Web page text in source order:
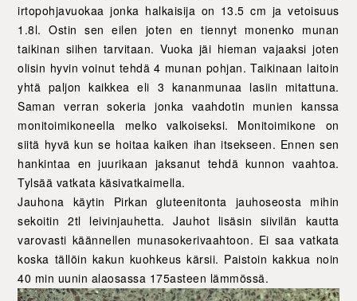
irtopohjavuokaa jonka halkaisija on 13.5 cm ja vetoisuus
1.8l. Ostin sen eilen joten en tiennyt monenko munan
taikinan siihen tarvitaan. Vuoka jäi hieman vajaaksi joten
olisin hyvin voinut tehdä 4 munan pohjan. Taikinaan laitoin
yhtä paljon kaikkea eli 3 kananmunaa lasiin mitattuna.
Saman verran sokeria jonka vaahdotin munien kanssa
monitoimikoneella melko valkoiseksi. Monitoimikone on
siitä hyvä kun se hoitaa kaiken ihan itsekseen. Ennen sen
hankintaa en juurikaan jaksanut tehdä kunnon vaahtoa.
Tylsää vatkata käsivatkaimella.
Jauhona käytin Pirkan gluteenitonta jauhoseosta mihin
sekoitin 2tl leivinjauhetta. Jauhot lisäsin siivilän kautta
varovasti käännellen munasokerivaahtoon. Ei saa vatkata
koska tällöin kakun kuohkeus kärsii. Paistoin kakkua noin
40 min uunin alaosassa 175asteen lämmössä.